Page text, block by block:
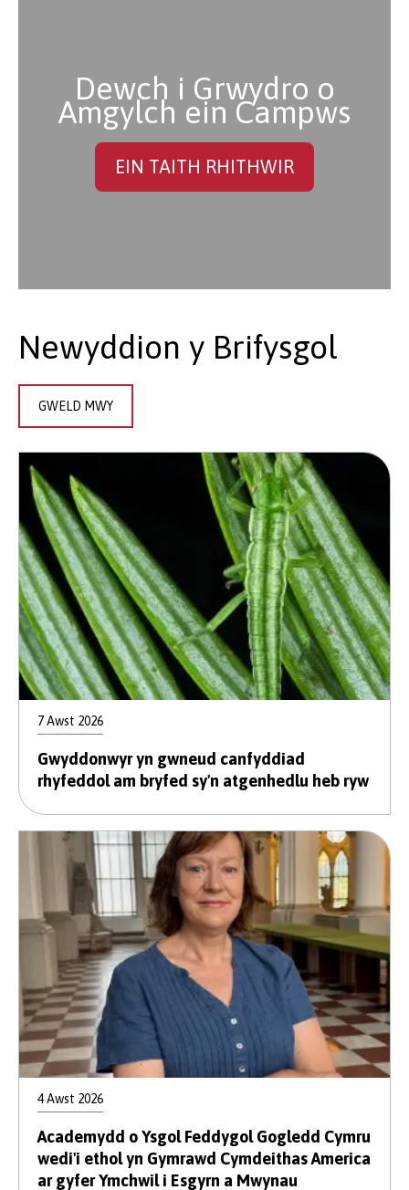
Dewch i Grwydro o
Amgylch ein Campws
EIN TAITH RHITHWIR
Newyddion y Brifysgol
GWELD MWY
7 Awst 2026
Gwyddonwyr yn gwneud canfyddiad
rhyfeddol am bryfed sy'n atgenhedlu heb ryw
4 Awst 2026
Academydd o Ysgol Feddygol Gogledd Cymru
wedi'i ethol yn Gymrawd Cymdeithas America
ar gyfer Ymchwil i Esgyrn a Mwynau